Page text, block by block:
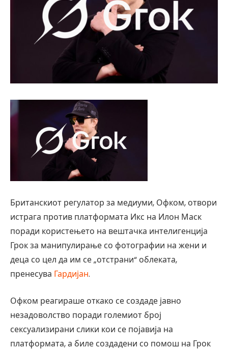
Британскиот регулатор за медиуми, Офком, отвори
истрага против платформата Икс на Илон Маск
поради користењето на вештачка интелигенција
Грок за манипулирање со фотографии на жени и
деца со цел да им се „отстрани“ облеката,
пренесува Гардијан.
Офком реагираше откако се создаде јавно
незадоволство поради големиот број
сексуализирани слики кои се појавија на
платформата, а биле создадени со помош на Грок